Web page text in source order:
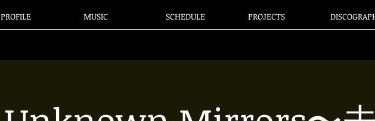
PROFILE MUSIC SCHEDULE PROJECTS